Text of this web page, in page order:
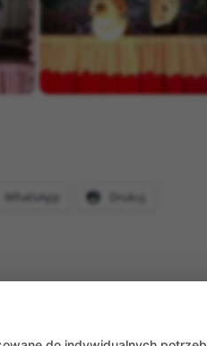
WhatsApp Drukuj